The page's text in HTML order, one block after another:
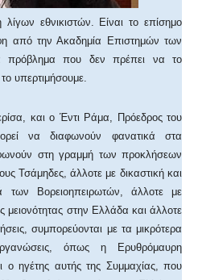
εθνικιστών. Είναι το επίσημο
από την Ακαδημία Επιστημών των
πρόβλημα που δεν πρέπει να το
υπερτιμήσουμε.
ο Έντι Ράμα, Πρόεδρος του
να διαφωνούν φανατικά στα
στη γραμμή των προκλήσεων
Τσάμηδες, άλλοτε με δικαστική και
των Βορειοηπειρωτών, άλλοτε με
μειονότητας στην Ελλάδα και άλλοτε
συμπορεύονται με τα μικρότερα
όπως η Ερυθρόμαυρη
ο ηγέτης αυτής της Συμμαχίας, που